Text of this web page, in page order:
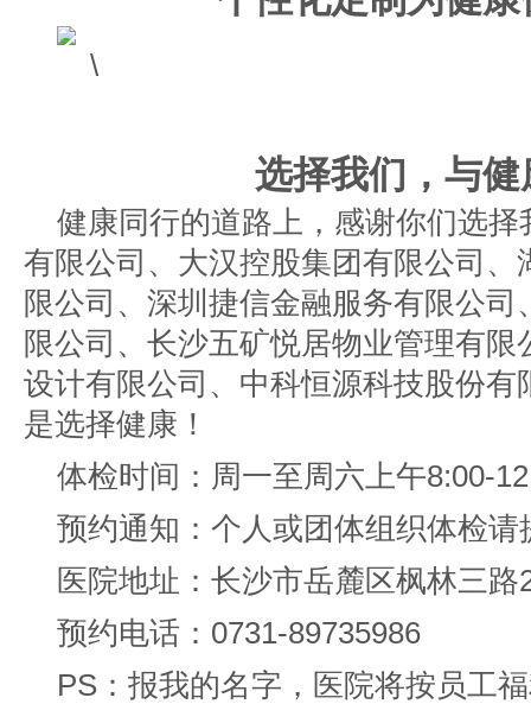
选择我们，与健
健康同行的道路上，感谢你们选
有限公司、大汉控股集团有限公司
限公司、深圳捷信金融服务有限公
限公司、长沙五矿悦居物业管理有
设计有限公司、中科恒源科技股份有
是选择健康！
体检时间：周一至周六上午8:00-
预约通知：个人或团体组织体检请
医院地址：长沙市岳麓区枫林三路
预约电话：0731-89735986
PS：报我的名字，医院将按员工